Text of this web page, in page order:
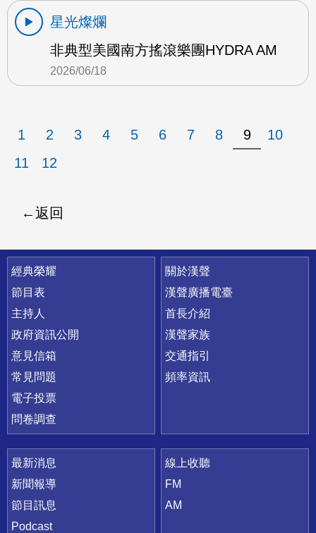
星光燦爛
非典型美國南方搖滾樂團HYDRA AM
2026/06/18
1 2 3 4 5 6 7 8 9
10
11
12
返回
快速連結
經典榮耀
節目表
主持人
政府資訊公開
意見信箱
常見問題
電子投票
問卷調查
關於漢聲
漢聲廣播電臺
首長介紹
漢聲家族
交通指引
頻率資訊
最新消息
新聞報導
節目訊息
Podcast
線上收聽
FM
AM